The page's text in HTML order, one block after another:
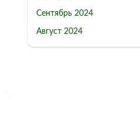
Сентябрь 2024
Август 2024